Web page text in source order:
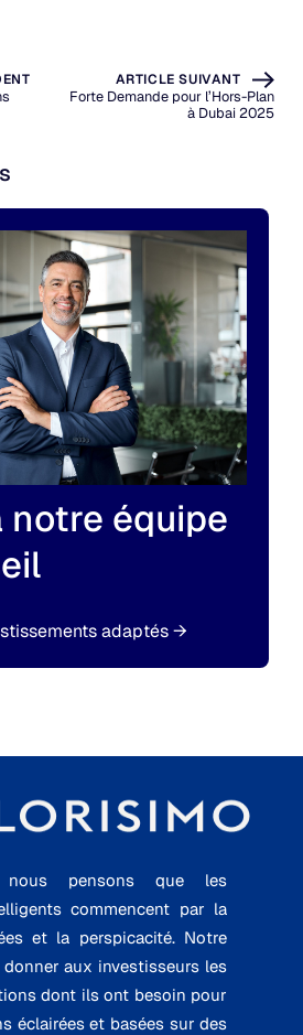
ARTICLE SUIVANT
Forte Demande pour l’Hors-Plan
à Dubai 2025
notre équipe
adaptés→
nous pensons que les
commencent par la
et la perspicacité. Notre
aux investisseurs les
dont ils ont besoin pour
éclairées et basées sur des